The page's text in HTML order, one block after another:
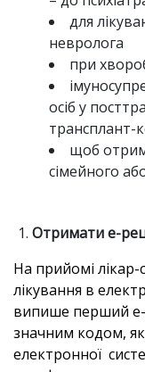
для
невролога
при
осіб у
трансплант-
щоб
сімейного
Отримати е-
На прийомі лікар-
лікування в
випише перший е-
значним кодом,
електронної